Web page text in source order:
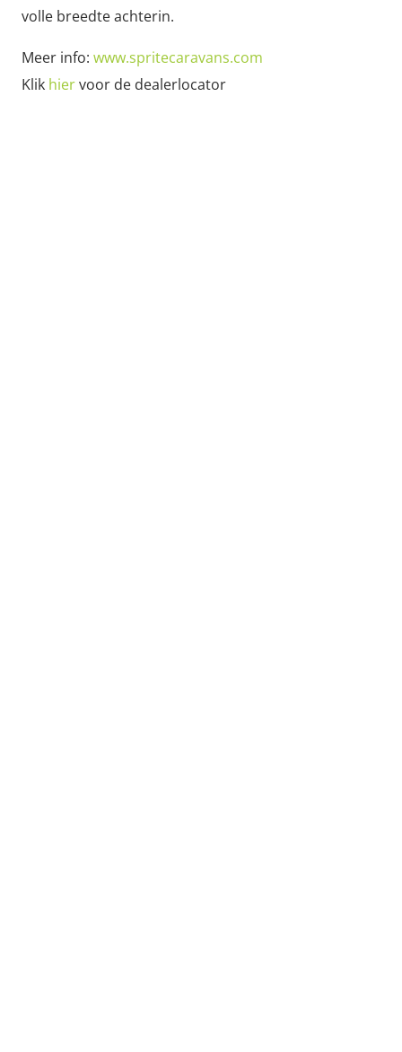
volle breedte achterin.
Meer info: www.spritecaravans.com
Klik hiervoor de dealerlocator